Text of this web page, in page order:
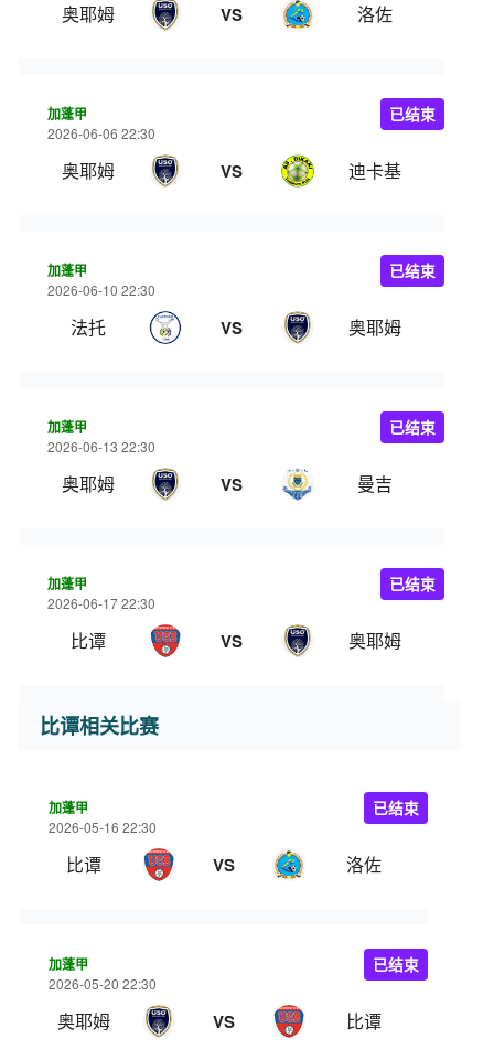
奥耶姆 VS 洛佐
加蓬甲
2026-06-06 22:30
奥耶姆 VS 迪卡基
已结束
加蓬甲
2026-06-10 22:30
法托 VS 奥耶姆
已结束
加蓬甲
2026-06-13 22:30
奥耶姆 VS 曼吉
已结束
加蓬甲
2026-06-17 22:30
比谭 VS 奥耶姆
已结束
比谭相关比赛
加蓬甲
2026-05-16 22:30
比谭 VS 洛佐
已结束
加蓬甲
2026-05-20 22:30
奥耶姆 VS 比谭
已结束